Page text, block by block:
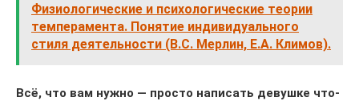
Физиологические и психологические теории
темперамента. Понятие индивидуального
стиля деятельности (В.С. Мерлин, Е.А. Климов).
Всё, что вам нужно — просто написать девушке что-